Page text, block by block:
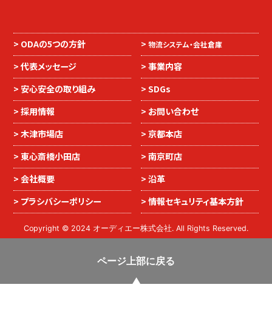
ODAの5つの方針 物流システム・会社倉庫
代表メッセージ
事業内容
安心安全の取り組み
SDGs
採用情報
お問い合わせ
木津市場店
京都本店
東心斎橋小田店
南京町店
会社概要
沿革
プラシバシーポリシー
情報セキュリティ基本方針
Copyright © 2024 オーディエー株式会社. All Rights Reserved.
ページ上部に戻る